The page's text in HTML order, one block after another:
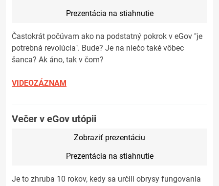
Prezentácia na stiahnutie
Častokrát počúvam ako na podstatný pokrok v eGov "je
potrebná revolúcia". Bude? Je na niečo také vôbec
šanca? Ak áno, tak v čom?
VIDEOZÁZNAM
Večer v eGov utópii
Zobraziť prezentáciu
Prezentácia na stiahnutie
Je to zhruba 10 rokov, kedy sa určili obrysy fungovania